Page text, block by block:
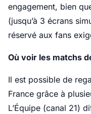
engagement, bien
(jusqu’à 3 écrans
réservé aux fans
Où voir les matchs
Il est possible de
France grâce à
L’Équipe (canal 21)